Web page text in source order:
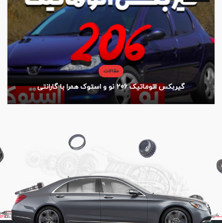
مقالات
گیربکس اتوماتیک 206 نو و استوک همرا با گارانتی